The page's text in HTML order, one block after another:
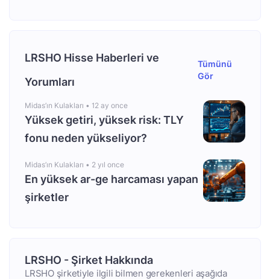
LRSHO Hisse Haberleri ve
Yorumları
Tümünü
Gör
Midas’ın Kulakları • 12 ay once
Yüksek getiri, yüksek risk: TLY
fonu neden yükseliyor?
Midas’ın Kulakları • 2 yıl once
En yüksek ar-ge harcaması yapan
şirketler
LRSHO - Şirket Hakkında
LRSHO şirketiyle ilgili bilmen gerekenleri aşağıda